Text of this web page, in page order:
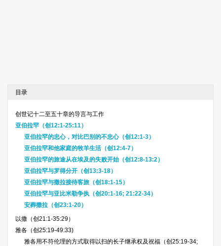
目录
创世记十二至五十章的导言与工作
亚伯拉罕（创12:1-25:11）
亚伯拉罕的忠心，对比巴别的不忠心（创12:1-3）
亚伯拉罕和他家庭的牧羊生活（创12:4-7）
亚伯拉罕的旅途从在埃及的失败开始（创12:8-13:2）
亚伯拉罕与罗得分开（创13:3-18）
亚伯拉罕与撒拉接待客旅（创18:1-15）
亚伯拉罕与亚比米勒争执（创20:1-16; 21:22-34）
安葬撒拉（创23:1-20）
以撒（创21:1-35:29）
雅各（创25:19-49:33)
雅各用不符伦理的方式取得以扫的长子继承权及祝福（创25:19-34;